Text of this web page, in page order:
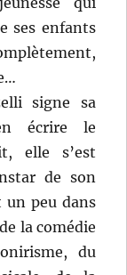
ses enfants
signe sa
écrire le
elle s’est
de son
peu dans
la comédie
du